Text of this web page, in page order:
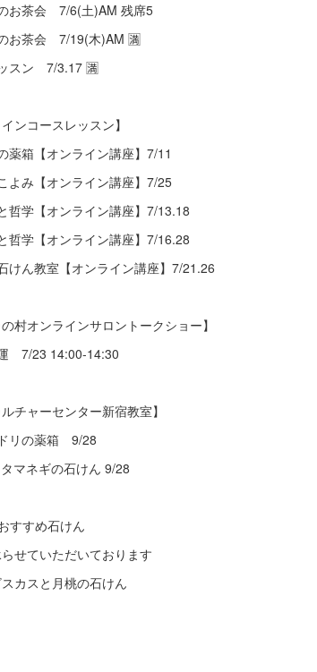
お茶会 7/6(土)AM 残席5
お茶会 7/19(木)AM 🈵
スン 7/3.17 🈵
インコースレッスン】
薬箱【オンライン講座】7/11
よみ【オンライン講座】7/25
哲学【オンライン講座】7/13.18
哲学【オンライン講座】7/16.28
けん教室【オンライン講座】7/21.26
の村オンラインサロントークショー】
7/23 14:00-14:30
ルチャーセンター新宿教室】
リの薬箱 9/28
マネギの石けん 9/28
すすめ石けん
せていただいております
カスと月桃の石けん